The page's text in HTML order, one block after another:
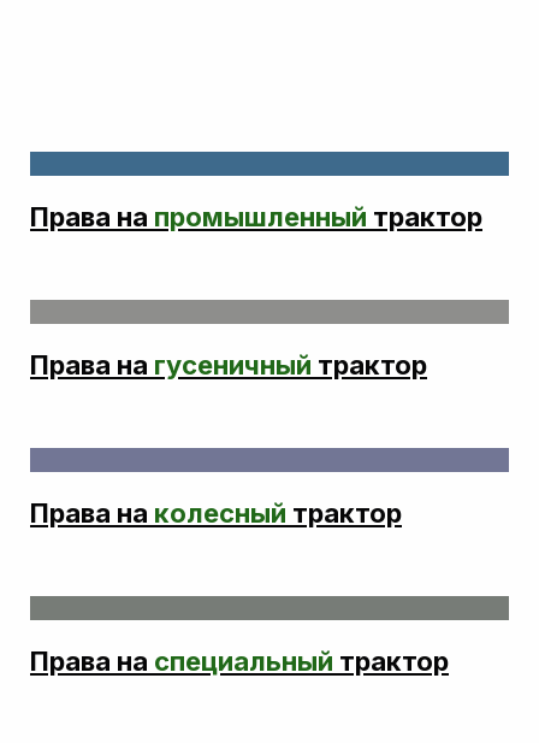
Права на промышленный трактор
Права на гусеничный трактор
Права на колесный трактор
Права на специальный трактор